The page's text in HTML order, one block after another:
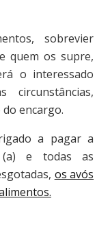
sobrevier
quem os supre,
o interessado
encargo.
a pagar a
(a) e todas as
os avós